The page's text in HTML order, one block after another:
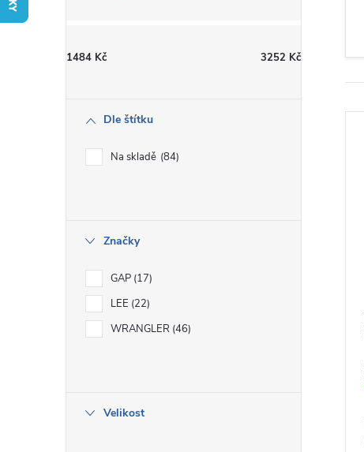
1484 Kč 3252 Kč
Dle štítku
Na skladě 84
Značky
GAP 17
LEE 22
WRANGLER 46
Velikost